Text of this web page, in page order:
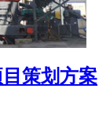
策划方案